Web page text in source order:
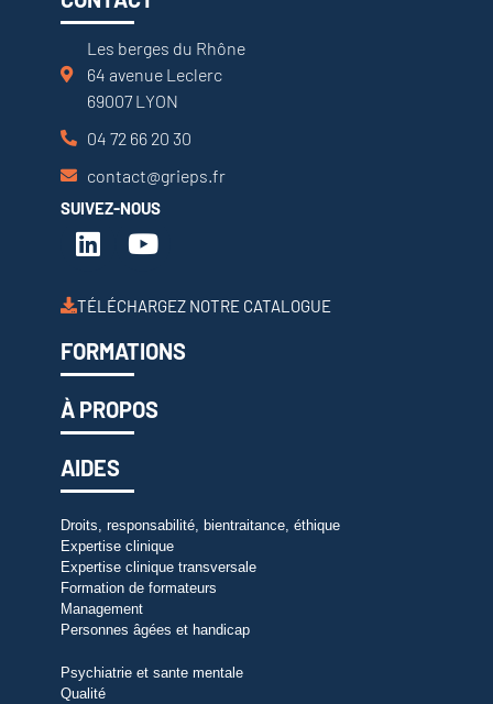
Les berges du Rhône
64 avenue Leclerc
69007 LYON
04 72 66 20 30
contact@grieps.fr
SUIVEZ-NOUS
TÉLÉCHARGEZ NOTRE CATALOGUE
FORMATIONS
À PROPOS
AIDES
Droits, responsabilité, bientraitance, éthique
Expertise clinique
Expertise clinique transversale
Formation de formateurs
Management
Personnes âgées et handicap
Psychiatrie et sante mentale
Qualité